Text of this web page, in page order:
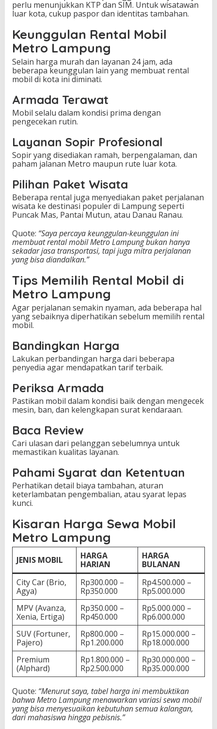
perlu menunjukkan KTP dan SIM. Untuk wisatawan
luar kota, cukup paspor dan identitas tambahan.
Keunggulan Rental Mobil
Metro Lampung
Selain harga murah dan layanan 24 jam, ada
beberapa keunggulan lain yang membuat rental
mobil di kota ini diminati.
Armada Terawat
Mobil selalu dalam kondisi prima dengan
pengecekan rutin.
Layanan Sopir Profesional
Sopir yang disediakan ramah, berpengalaman, dan
paham jalanan Metro maupun rute luar kota.
Pilihan Paket Wisata
Beberapa rental juga menyediakan paket perjalanan
wisata ke destinasi populer di Lampung seperti
Puncak Mas, Pantai Mutun, atau Danau Ranau.
Quote: “Saya percaya keunggulan-keunggulan ini
membuat rental mobil Metro Lampung bukan hanya
sekadar jasa transportasi, tapi juga mitra perjalanan
yang bisa diandalkan.”
Tips Memilih Rental Mobil di
Metro Lampung
Agar perjalanan semakin nyaman, ada beberapa hal
yang sebaiknya diperhatikan sebelum memilih rental
mobil.
Bandingkan Harga
Lakukan perbandingan harga dari beberapa
penyedia agar mendapatkan tarif terbaik.
Periksa Armada
Pastikan mobil dalam kondisi baik dengan mengecek
mesin, ban, dan kelengkapan surat kendaraan.
Baca Review
Cari ulasan dari pelanggan sebelumnya untuk
memastikan kualitas layanan.
Pahami Syarat dan Ketentuan
Perhatikan detail biaya tambahan, aturan
keterlambatan pengembalian, atau syarat lepas
kunci.
Kisaran Harga Sewa Mobil
Metro Lampung
JENIS MOBIL
HARGA
HARIAN
HARGA
BULANAN
City Car (Brio,
Agya)
Rp300.000 –
Rp350.000
Rp4.500.000 –
Rp5.000.000
MPV (Avanza,
Xenia, Ertiga)
Rp350.000 –
Rp450.000
Rp5.000.000 –
Rp6.000.000
SUV (Fortuner,
Pajero)
Rp800.000 –
Rp1.200.000
Rp15.000.000 –
Rp18.000.000
Premium
(Alphard)
Rp1.800.000 –
Rp2.500.000
Rp30.000.000 –
Rp35.000.000
Quote: “Menurut saya, tabel harga ini membuktikan
bahwa Metro Lampung menawarkan variasi sewa mobil
yang bisa menyesuaikan kebutuhan semua kalangan,
dari mahasiswa hingga pebisnis.”